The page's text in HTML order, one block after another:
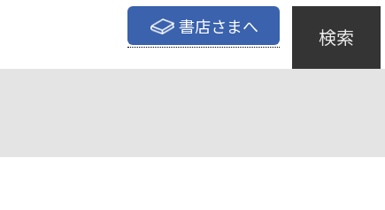
書店さまへ 検索